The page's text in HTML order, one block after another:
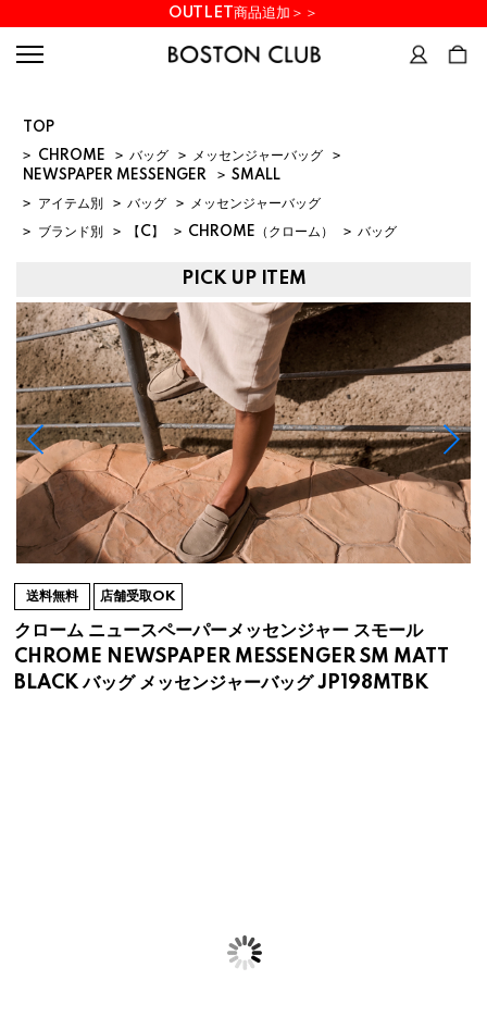
OUTLET商品追加＞＞
TOP
> CHROME > バッグ > メッセンジャーバッグ
>
NEWSPAPER MESSENGER
> SMALL
> アイテム別 > バッグ > メッセンジャーバッグ
> ブランド別 > 【C】 > CHROME（クローム） > バッグ
PICK UP ITEM
送料無料 店舗受取OK
クローム ニュースペーパーメッセンジャー スモール
CHROME NEWSPAPER MESSENGER SM MATT
BLACK バッグ メッセンジャーバッグ JP198MTBK